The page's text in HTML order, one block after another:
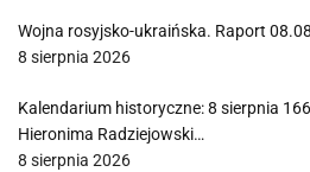
Wojna rosyjsko-ukraińska. Raport
8 sierpnia 2026
Kalendarium historyczne: 8 sierpnia
Hieronima Radziejowski…
8 sierpnia 2026